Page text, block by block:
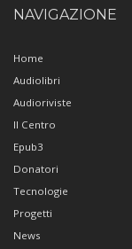
NAVIGAZIONE
Home
Audiolibri
Audioriviste
Il Centro
Epub3
Donatori
Tecnologie
Progetti
News